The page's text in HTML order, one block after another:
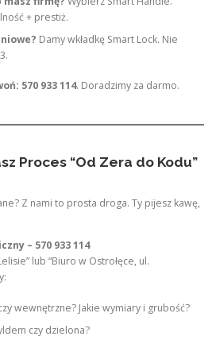
+ prestiż.
Damy wkładkę Smart Lock. Nie
570 933 114. Doradzimy za darmo.
Proces “Od Zera do Kodu”
Z nami to prosta droga. Ty pijesz kawę,
– 570 933 114
lub “Biuro w Ostrołęce, ul.
wewnętrzne? Jakie wymiary i grubość?
czy dzielona?